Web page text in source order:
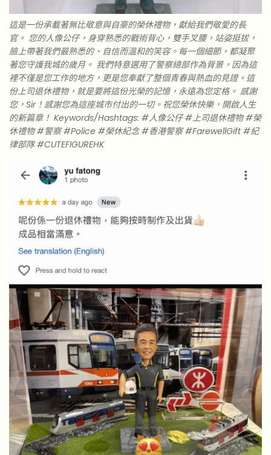
這是一份承載著無比敬意與自豪的榮休禮物，獻給我們敬愛的長
官。 您的人像公仔，身穿熟悉的戰術背心，雙手叉腰，站姿挺拔，
臉上帶著我們最熟悉的、自信而溫和的笑容。每一個細節，都凝聚
著您守護我城的歲月。 我們特意選用了警察總部作為背景，因為這
裡不僅是您工作的地方，更是您奉獻了整個青春與熱血的見證。這
份上司退休禮物，就是要將這份光榮的記憶，永遠為您定格。 感謝
您，Sir！感謝您為這座城市付出的一切。祝您榮休快樂，開啟人生
的新篇章！ Keywords/Hashtags: #人像公仔 #上司退休禮物 #榮
休禮物 #警察 #Police #榮休紀念 #香港警察 #FarewellGift #紀
律部隊 #CUTEFIGUREHK